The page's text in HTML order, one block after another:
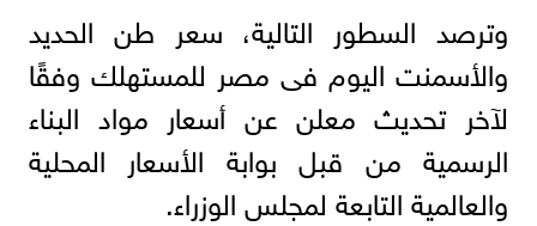
وترصد السطور التالية، سعر طن الحديد
والأسمنت اليوم فى مصر للمستهلك وفقًا
لآخر تحديث معلن عن أسعار مواد البناء
الرسمية من قبل بوابة الأسعار المحلية
والعالمية التابعة لمجلس الوزراء.